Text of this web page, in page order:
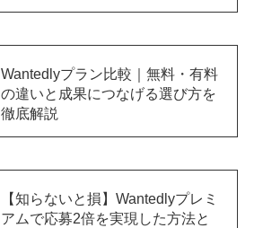
Wantedlyプラン比較｜無料・有料
の違いと成果につなげる選び方を
徹底解説
【知らないと損】Wantedlyプレミ
アムで応募2倍を実現した方法と